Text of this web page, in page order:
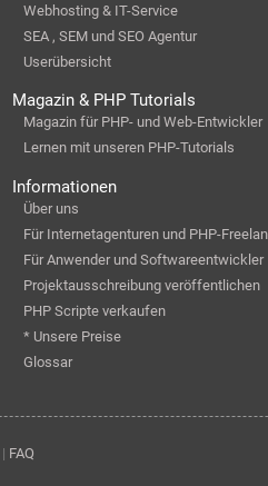
Webhosting & IT-Service
SEA , SEM und SEO Agentur
Userübersicht
Magazin & PHP Tutorials
Magazin für PHP- und Web-Entwickler
Lernen mit unseren PHP-Tutorials
Informationen
Über uns
Für Internetagenturen und PHP-
Für Anwender und Softwareentwickler
Projektausschreibung veröffentlichen
PHP Scripte verkaufen
* Unsere Preise
Glossar
FAQ